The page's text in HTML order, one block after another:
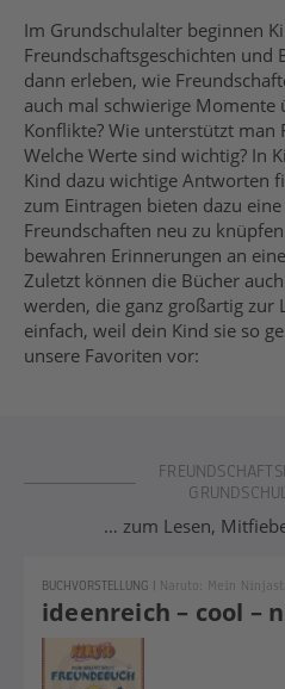
Im Grundschulalter beginnen
Freundschaftsgeschichten und
dann erleben, wie
auch mal schwierige Momente
Konflikte? Wie unterstützt man
Welche Werte sind wichtig? In
Kind dazu wichtige Antworten
zum Eintragen bieten dazu
Freundschaften neu zu
bewahren Erinnerungen an
Zuletzt können die Bücher
werden, die ganz großartig zur
einfach, weil dein Kind sie so
unsere Favoriten vor:
… zum Lesen,
ideenreich – cool –
BUCHVORSTELLUNG | Naruto: Mein